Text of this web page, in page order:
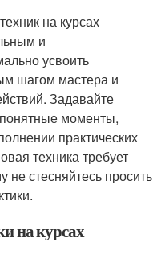
на курсах
и
усвоить
шагом мастера и
Задавайте
моменты,
практических
техника требует
не стесняйтесь просить
на курсах